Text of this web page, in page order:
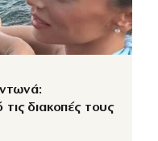
διακοπές τους